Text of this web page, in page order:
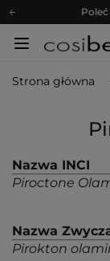
Z nami to
Strona główna
Nazwa INCI
Piroctone
Nazwa
Pirokton